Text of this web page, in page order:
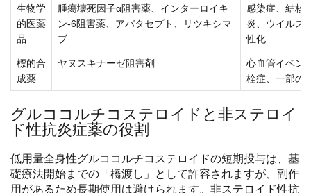
生物学
的医薬
品
腫瘍壊死因子α阻害薬、インターロイキ
ン-6阻害薬、アバタセプト、リツキシマ
ブ
感染症、結核
炎、ウイルス
性化
標的合
成薬
ヤヌスキナーゼ阻害剤
心血管イベン
栓症、一部の
グルココルチコステロイドと非ステロイ
ド性抗炎症薬の役割
低用量全身性グルココルチコステロイドの短期投与は、基
礎療法開始までの「橋渡し」として許容されますが、副作
用があるため長期使用は避けられます。非ステロイド性抗